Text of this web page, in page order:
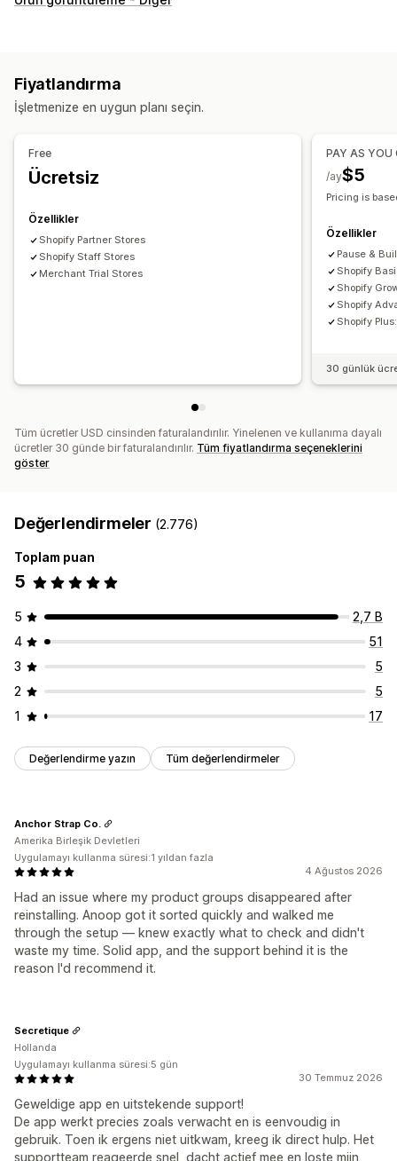
Envanter
Stok durumu
Fiyatlandırma
İşletmenize en uygun planı seçin.
Free
Ücretsiz
Özellikler
Shopify Partner Stores
Shopify Staff Stores
Merchant Trial Stores
PAY AS YOU
$5
/ay
Pricing is
Özellikler
Pause &
Shopify
Shopify
Shopify
Shopify
30 günlük
Tüm ücretler USD cinsinden faturalandırılır. Yinelenen ve kullanıma dayalı
ücretler 30 günde bir faturalandırılır. Tüm fiyatlandırma seçeneklerini
göster
Değerlendirmeler (2.776)
Toplam puan
5
5
2,7 B
4
51
3
5
2
5
1
17
Değerlendirme yazın Tüm değerlendirmeler
4 Ağustos 2026
Had an issue where my product groups disappeared after
reinstalling. Anoop got it sorted quickly and walked me
through the setup — knew exactly what to check and didn't
waste my time. Solid app, and the support behind it is the
reason I'd recommend it.
Anchor Strap Co.
Amerika Birleşik Devletleri
Uygulamayı kullanma süresi:1 yıldan fazla
30 Temmuz 2026
Geweldige app en uitstekende support!
De app werkt precies zoals verwacht en is eenvoudig in
gebruik. Toen ik ergens niet uitkwam, kreeg ik direct hulp. Het
supportteam reageerde snel, dacht actief mee en loste mijn
Secretique
Hollanda
Uygulamayı kullanma süresi:5 gün